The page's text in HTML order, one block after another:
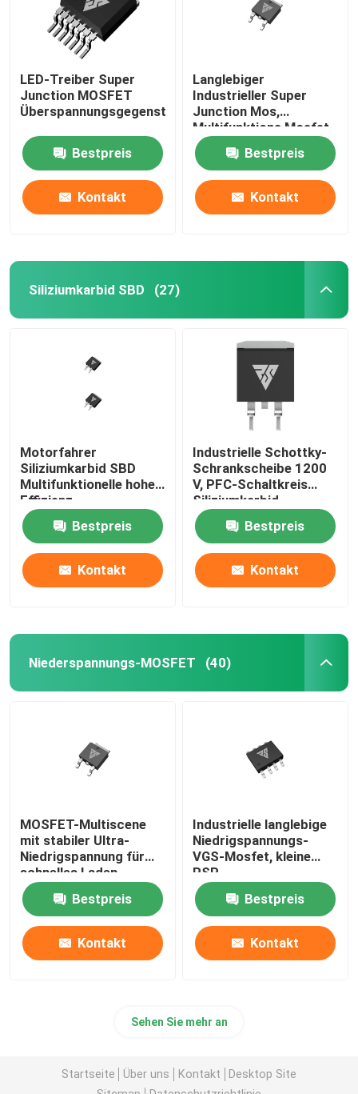
LED-Treiber Super
Junction MOSFET
Überspannungsgegenstand
Bestpreis
Kontakt
Langlebiger
Industrieller Super
Junction Mos,
Multifunktions Mosfet
Discrete
Bestpreis
Kontakt
Siliziumkarbid SBD (27)
Motorfahrer
Siliziumkarbid SBD
Multifunktionelle hohe
Effizienz
Bestpreis
Kontakt
Industrielle Schottky-
Schrankscheibe 1200
V, PFC-Schaltkreis
Siliziumkarbid-
Rectifier
Bestpreis
Kontakt
Niederspannungs-MOSFET (40)
MOSFET-Multiscene
mit stabiler Ultra-
Niedrigspannung für
schnelles Laden
Bestpreis
Kontakt
Industrielle langlebige
Niedrigspannungs-
VGS-Mosfet, kleine
RSP-
Niedrigspannungs-
Schalttransistoren
Bestpreis
Kontakt
Sehen Sie mehr an
Startseite Über uns Kontakt
Desktop Site